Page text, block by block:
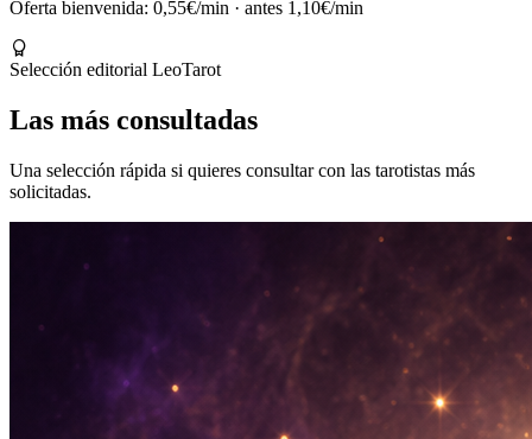
Oferta bienvenida: 0,55€/min · antes 1,10€/min
Selección editorial LeoTarot
Las más consultadas
Una selección rápida si quieres consultar con las tarotistas más
solicitadas.